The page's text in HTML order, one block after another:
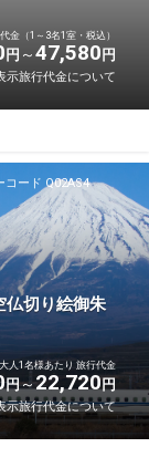
金（1～3名1室・税込）
円 47,580 円
示旅行代金について
コード Q02AS4
切り絵御朱
大人1名様あたり 旅行代金
円 22,720円
示旅行代金について